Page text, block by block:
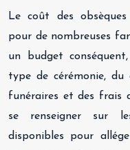
Le coût des
pour de nombreuses
un budget
type de cérémonie, du
funéraires et des frais
se renseigner sur
disponibles pour